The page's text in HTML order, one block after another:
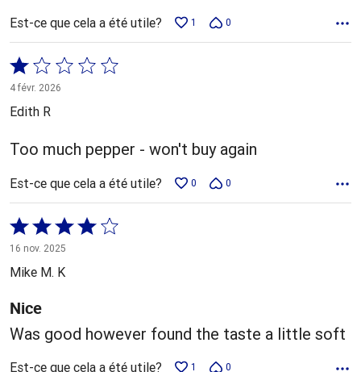
Est-ce que cela a été utile? 1 0
Coté
1 sur
5
4 févr. 2026
Edith R
Too much pepper - won't buy again
Est-ce que cela a été utile? 0 0
Coté
4 sur
5
16 nov. 2025
Mike M. K
Nice
Was good however found the taste a little soft
Est-ce que cela a été utile? 1 0